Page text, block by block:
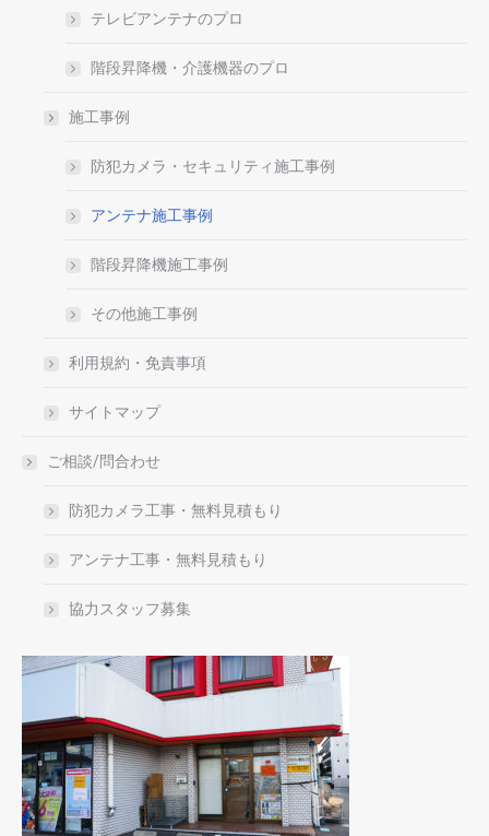
テレビアンテナのプロ
階段昇降機・介護機器のプロ
施工事例
防犯カメラ・セキュリティ施工事例
アンテナ施工事例
階段昇降機施工事例
その他施工事例
利用規約・免責事項
サイトマップ
ご相談/問合わせ
防犯カメラ工事・無料見積もり
アンテナ工事・無料見積もり
協力スタッフ募集